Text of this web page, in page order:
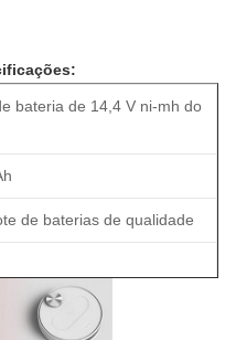
bateria de 14,4 V ni-mh do
de baterias de qualidade